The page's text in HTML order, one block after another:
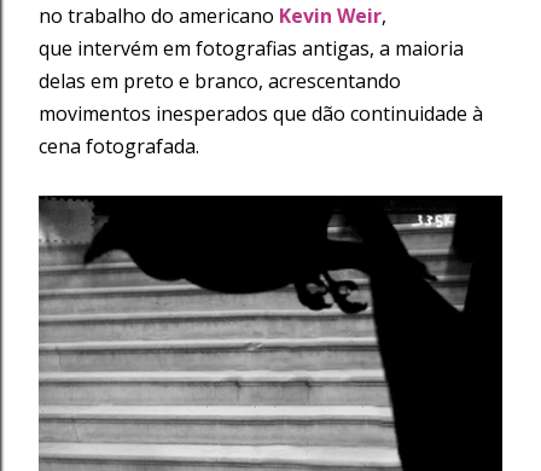
no trabalho do americano Kevin Weir,
que intervém em fotografias antigas, a maioria
delas em preto e branco, acrescentando
movimentos inesperados que dão continuidade à
cena fotografada.